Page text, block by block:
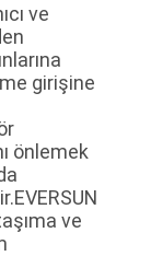
ve
girişine
önlemek
ve